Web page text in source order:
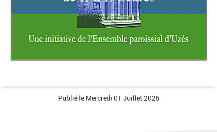
Publié le Mercredi 01 Juillet 2026